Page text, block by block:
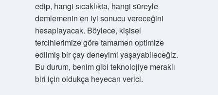
edip, hangi sıcaklıkta, hangi süreyle
demlemenin en iyi sonucu vereceğini
hesaplayacak. Böylece, kişisel
tercihlerimize göre tamamen optimize
edilmiş bir çay deneyimi yaşayabileceğiz.
Bu durum, benim gibi teknolojiye meraklı
biri için oldukça heyecan verici.